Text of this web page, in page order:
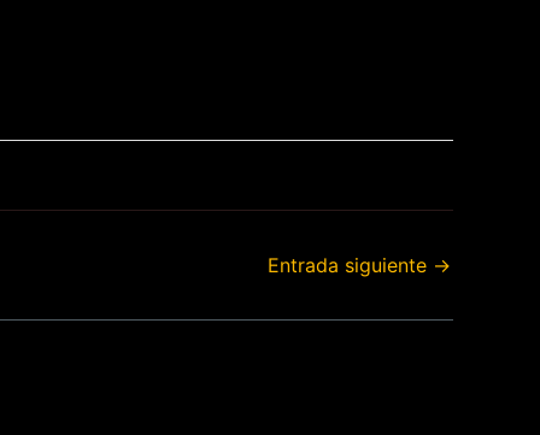
Entrada siguiente →